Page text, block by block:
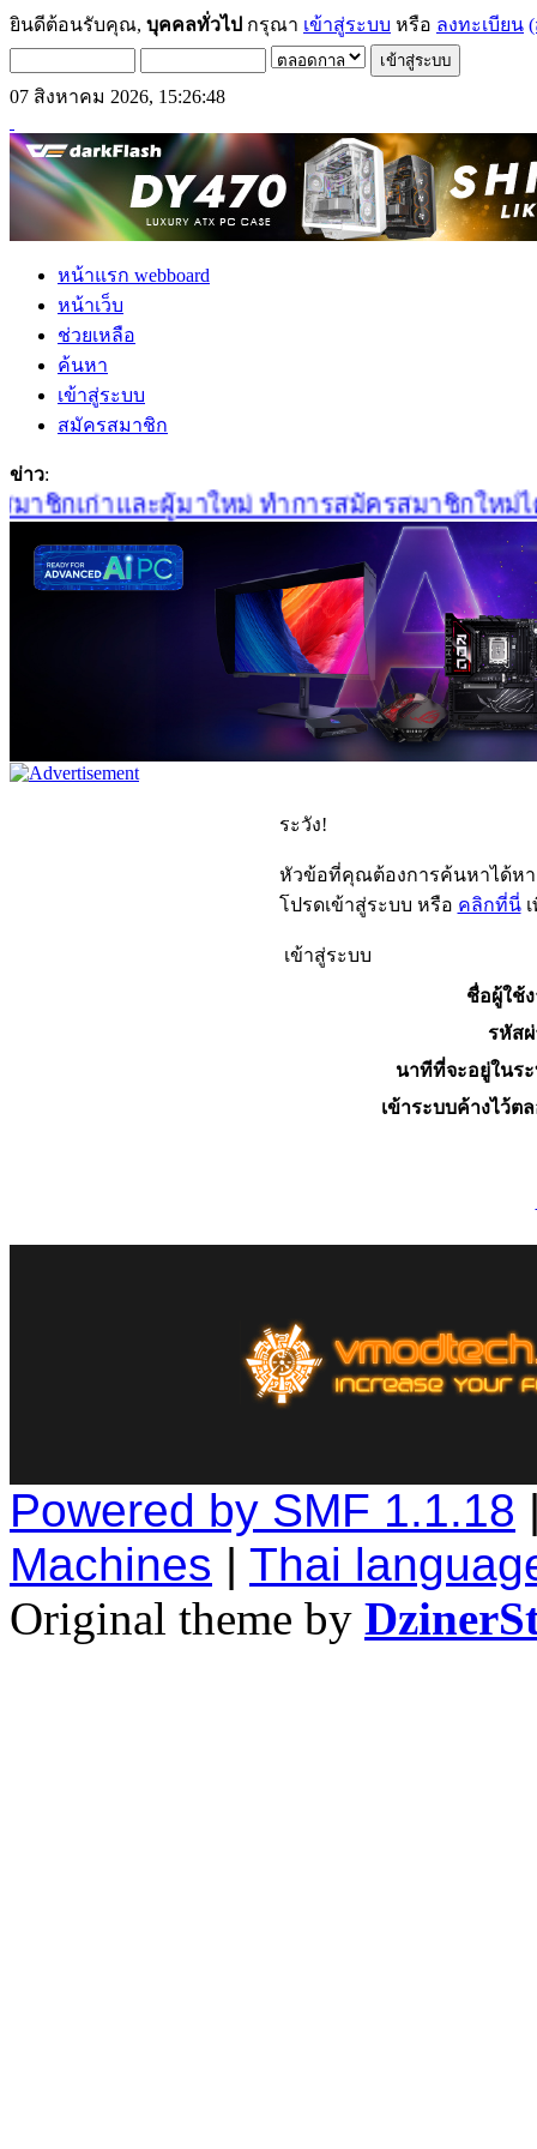
ยินดีต้อนรับคุณ, บุคคลทั่วไป กรุณา เข้าสู่ระบบ หรือ ลงทะเบียน
07 สิงหาคม 2026, 15:26:48
หน้าแรก webboard
หน้าเว็บ
ช่วยเหลือ
ค้นหา
เข้าสู่ระบบ
สมัครสมาชิก
ข่าว:
ชิกเก่าและผู้มาใหม่ ทำการสมัครสมาชิกใหม่ได้
ระวัง!
หัวข้อที่คุณต้องการค้นหาได้ห
โปรดเข้าสู่ระบบ หรือ คลิกที่นี่เ
เข้าสู่ระบบ
ชื่อผู้ใช้
รหัส
นาทีที่จะอยู่ในร
เข้าระบบค้างไว้ต
Powered by SMF 1.1.18
Machines | Thai
Original theme by